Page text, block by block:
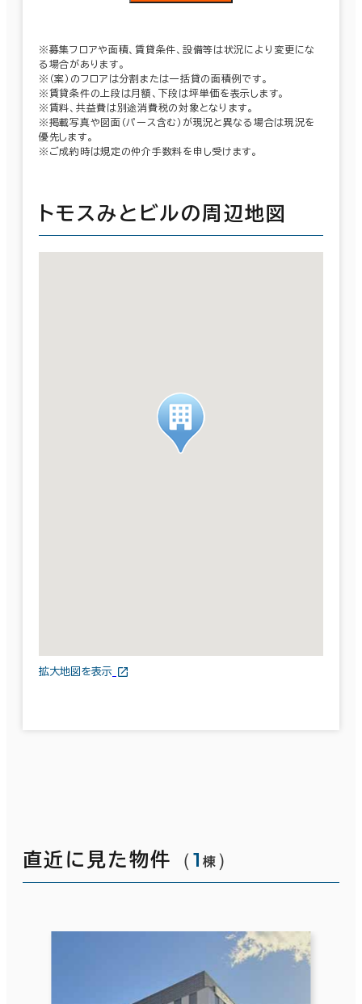
※募集フロアや面積、賃貸条件、設備等は状況により変更にな
る場合があります。
※（案）のフロアは分割または一括貸の面積例です。
※賃貸条件の上段は月額、下段は坪単価を表示します。
※賃料、共益費は別途消費税の対象となります。
※掲載写真や図面（パース含む）が現況と異なる場合は現況を
優先します。
※ご成約時は規定の仲介手数料を申し受けます。
トモスみとビルの周辺地図
拡大地図を表示
直近に見た物件 （1 棟 ）